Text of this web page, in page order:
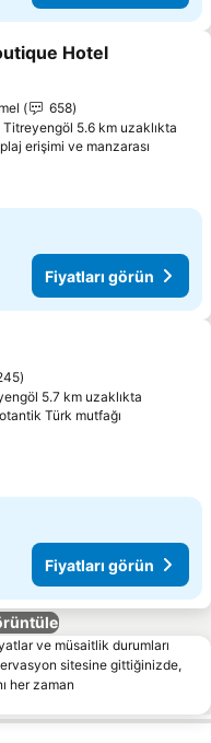
ekle
Hotel
658
5.6 km uzaklıkta
erişimi ve manzarası
Fiyatları görün
ekle
5.7 km uzaklıkta
otantik Türk mutfağı
Fiyatları görün
ve müsaitlik durumları
sitesine gittiğinizde,
her zaman